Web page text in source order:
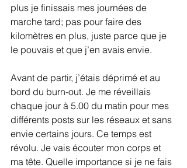
plus je finissais mes journées de
marche tard; pas pour faire des
kilomètres en plus, juste parce que je
le pouvais et que j’en avais envie.
Avant de partir, j’étais déprimé et au
bord du burn-out. Je me réveillais
chaque jour à 5.00 du matin pour mes
différents posts sur les réseaux et sans
envie certains jours. Ce temps est
révolu. Je vais écouter mon corps et
ma tête. Quelle importance si je ne fais